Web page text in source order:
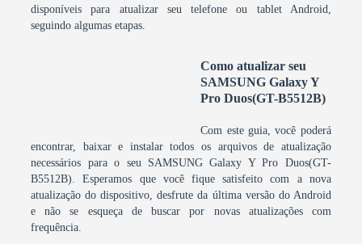
disponíveis para atualizar seu telefone ou tablet Android,
seguindo algumas etapas.
Como atualizar seu
SAMSUNG Galaxy Y
Pro Duos(GT-B5512B)
Com este guia, você poderá
encontrar, baixar e instalar todos os arquivos de atualização
necessários para o seu SAMSUNG Galaxy Y Pro Duos(GT-
B5512B). Esperamos que você fique satisfeito com a nova
atualização do dispositivo, desfrute da última versão do Android
e não se esqueça de buscar por novas atualizações com
frequência.